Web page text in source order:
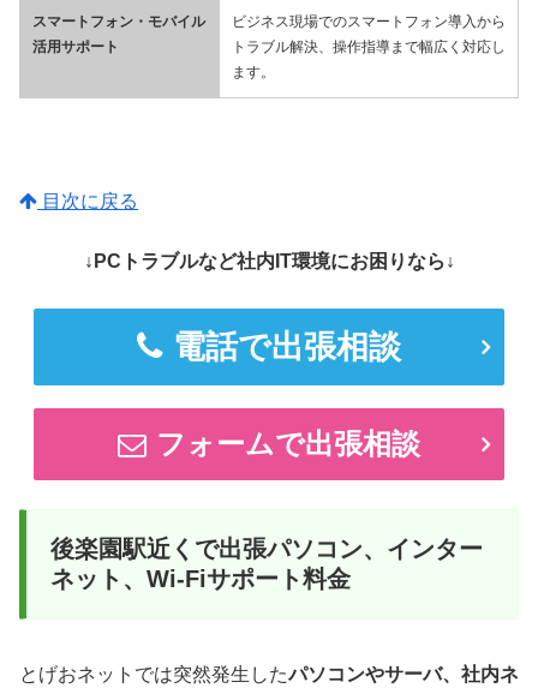
スマートフォン・モバイル
活用サポート
ビジネス現場でのスマートフォン導入から
トラブル解決、操作指導まで幅広く対応し
ます。
目次に戻る
↓PCトラブルなど社内IT環境にお困りなら↓
電話で出張相談
フォームで出張相談
後楽園駅近くで出張パソコン、インター
ネット、Wi-Fiサポート料金
とげおネットでは突然発生したパソコンやサーバ、社内ネ